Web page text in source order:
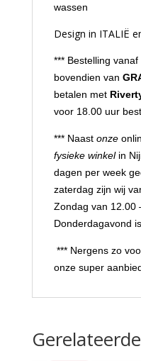
wassen
Design in ITALIË
*** Bestelling
bovendien van
betalen met
voor 18.00 uur
*** Naast onze
fysieke winkelin
dagen per week
zaterdag zijn wij
Zondag van 12.00
Donderdagavond
*** Nergens zo
onze super